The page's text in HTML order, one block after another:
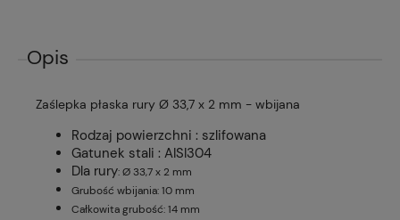
Opis
Zaślepka płaska rury Ø 33,7 x 2 mm - wbijana
Rodzaj powierzchni : szlifowana
Gatunek stali : AISI304
Dla rury: Ø 33,7 x 2 mm
Grubość wbijania: 10 mm
Całkowita grubość: 14 mm